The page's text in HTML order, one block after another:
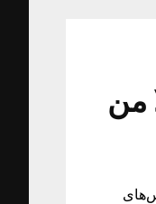
من